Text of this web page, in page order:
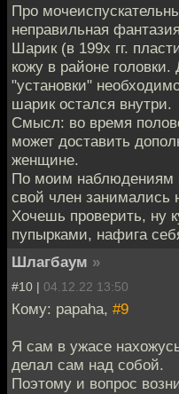
Про
неправильная
Шарик (в 199х гг.
кожу в районе
"установки"
шарик остался внутри.
Смысл: во время
может доставить
женщине.
По моим наблюдениям
свой член
Хочешь проверить, ну
пупырками, нафига
Шлагбаум »
#10 | 04.12.22 13:50
Кому: papaha, #9
Я сам в ужасе
делал сам над собой.
Поэтому и вопрос